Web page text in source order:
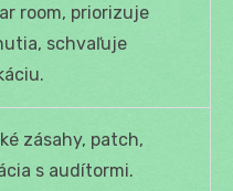
room, priorizuje
schvaľuje
zásahy, patch,
s audítormi.